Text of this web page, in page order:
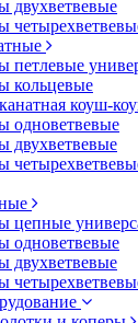
двухветвевые
петлевые
кольцевые
коуш-
одноветвевые
двухветвевые
цепные
одноветвевые
двухветвевые